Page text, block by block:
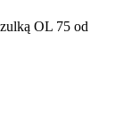
OL 75 od